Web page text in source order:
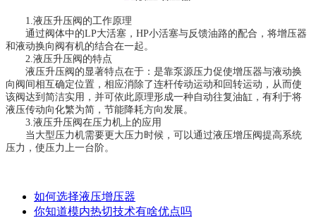
1.液压升压阀的工作原理
通过阀体中的LP大活塞，HP小活塞与反馈油路的配合，将增压器
和液动换向阀有机的结合在一起。
2.液压升压阀的特点
液压升压阀的显著特点在于：是靠泵源压力促使增压器与液动换
向阀间相互确定位置，相应消除了连杆传动运动和回转运动，从而使
该阀达到简洁实用，并可依此原理形成一种自动往复油缸，有利于将
液压传动向化繁为简，节能降耗方向发展。
3.液压升压阀在压力机上的应用
当大型压力机需要更大压力时候，可以通过液压增压阀提高系统
压力，使压力上一台阶。
如何选择液压增压器
你知道模内热切技术有啥优点吗